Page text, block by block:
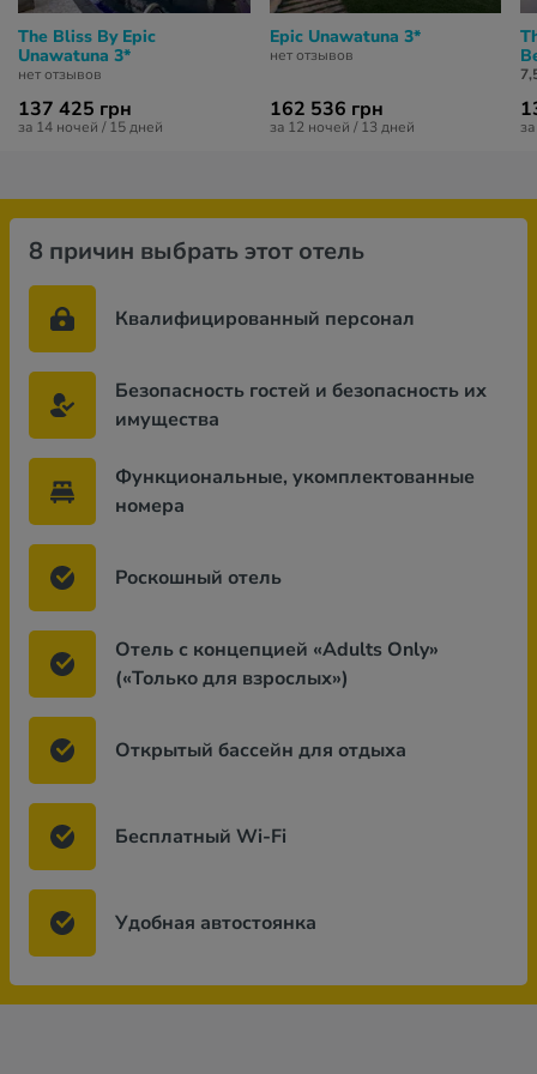
The Bliss By Epic
Unawatuna 3*
нет отзывов
137 425 грн
за 14 ночей / 15 дней
Epic Unawatuna 3*
нет отзывов
162 536 грн
за 12 ночей / 13 дней
8 причин выбрать этот отель
Квалифицированный персонал
Безопасность гостей и безопасность их
имущества
Функциональные, укомплектованные
номера
Роскошный отель
Отель с концепцией «Adults Only»
(«Только для взрослых»)
Открытый бассейн для отдыха
Бесплатный Wi-Fi
Удобная автостоянка